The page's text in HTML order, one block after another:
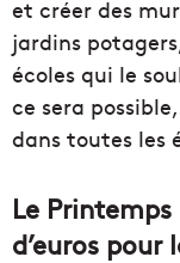
et créer des
jardins
écoles qui le
ce sera
dans toutes les
Le
d’euros